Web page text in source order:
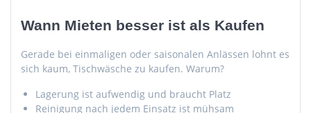
Wann Mieten besser ist als Kaufen
Gerade bei einmaligen oder saisonalen Anlässen lohnt es
sich kaum, Tischwäsche zu kaufen. Warum?
Lagerung ist aufwendig und braucht Platz
Reinigung nach jedem Einsatz ist mühsam